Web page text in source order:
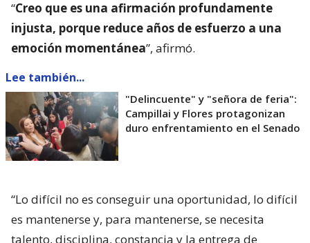
“Creo que es una afirmación profundamente
injusta, porque reduce años de esfuerzo a una
emoción momentánea”, afirmó.
Lee también...
"Delincuente" y "señora de feria":
Campillai y Flores protagonizan
duro enfrentamiento en el Senado
“Lo difícil no es conseguir una oportunidad, lo difícil
es mantenerse y, para mantenerse, se necesita
talento, disciplina, constancia y la entrega de